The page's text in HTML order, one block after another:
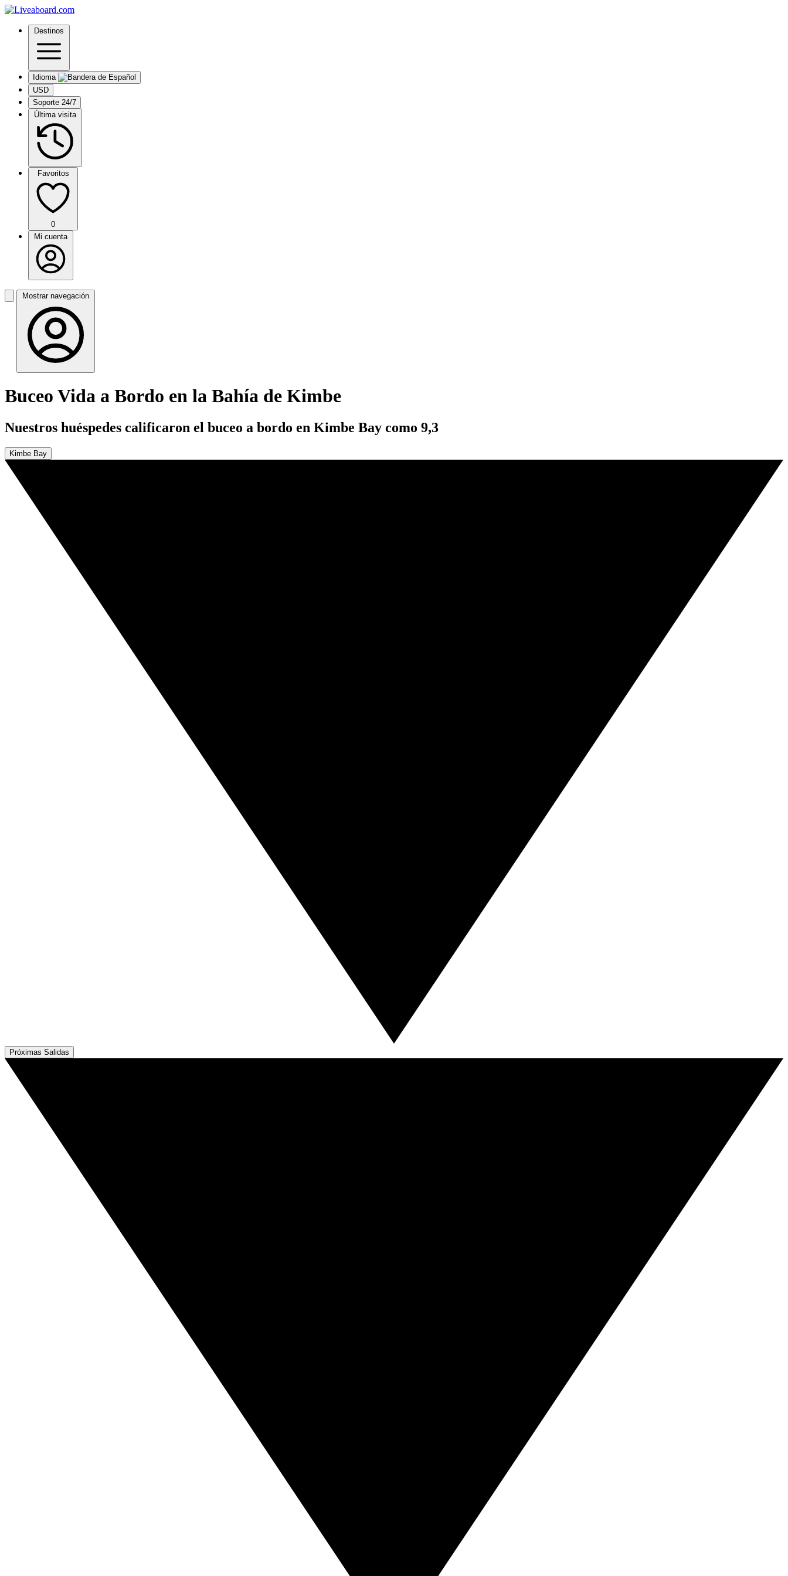
Destinos
Idioma
USD
Soporte 24/7
Última visita
Favoritos
0
Mi cuenta
Mostrar navegación
Buceo Vida a Bordo en la Bahía de Kimbe
Nuestros huéspedes calificaron el buceo a bordo en Kimbe Bay como 9,3
Kimbe Bay
Próximas Salidas